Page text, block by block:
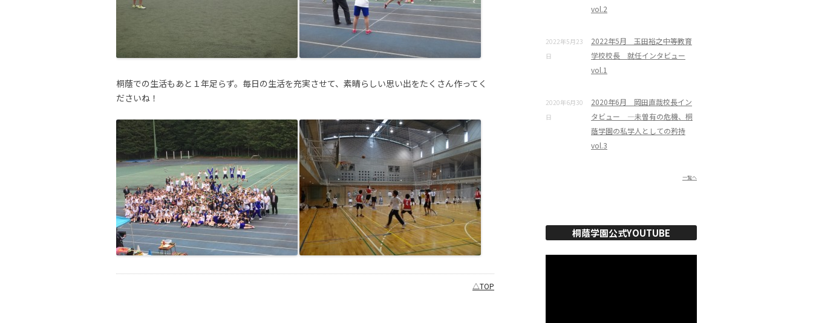
桐蔭での生活もあと１年足らず。毎日の生活を充実させて、素晴らしい思い出をたくさん作ってく
ださいね！
△TOP
vol.2
2022年5月23
日
2022年5月 玉田裕之中等教育
学校校長 就任インタビュー
vol.1
2020年6月30
日
2020年6月 岡田直哉校長イン
タビュー ―未曽有の危機、桐
蔭学園の私学人としての矜持
vol.3
一覧へ
桐蔭学園公式YOUTUBE